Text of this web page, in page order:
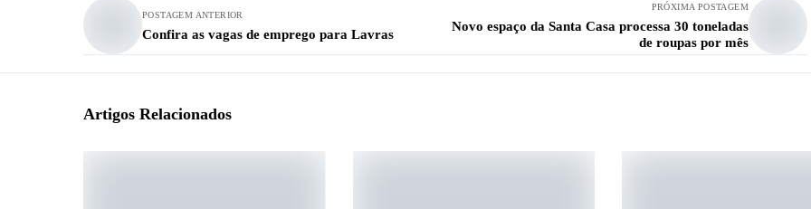
POSTAGEM ANTERIOR
Confira as vagas de emprego para Lavras
PRÓXIMA POSTAGEM
Novo espaço da Santa Casa processa 30 toneladas
de roupas por mês
Artigos Relacionados